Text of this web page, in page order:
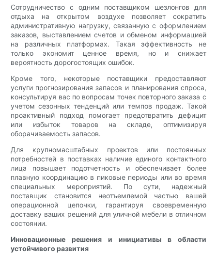
Сотрудничество с одним поставщиком шезлонгов для
отдыха на открытом воздухе позволяет сократить
административную нагрузку, связанную с оформлением
заказов, выставлением счетов и обменом информацией
на различных платформах. Такая эффективность не
только экономит ценное время, но и снижает
вероятность дорогостоящих ошибок.
Кроме того, некоторые поставщики предоставляют
услуги прогнозирования запасов и планирования спроса,
консультируя вас по вопросам точек повторного заказа с
учетом сезонных тенденций или темпов продаж. Такой
проактивный подход помогает предотвратить дефицит
или избыток товаров на складе, оптимизируя
оборачиваемость запасов.
Для крупномасштабных проектов или постоянных
потребностей в поставках наличие единого контактного
лица повышает подотчетность и обеспечивает более
плавную координацию в пиковые периоды или во время
специальных мероприятий. По сути, надежный
поставщик становится неотъемлемой частью вашей
операционной цепочки, гарантируя своевременную
доставку ваших решений для уличной мебели в отличном
состоянии.
Инновационные решения и инициативы в области
устойчивого развития